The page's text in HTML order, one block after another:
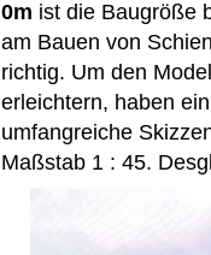
0m ist die Baugröße
am Bauen von
richtig. Um den
erleichtern, haben
umfangreiche
Maßstab 1 : 45.